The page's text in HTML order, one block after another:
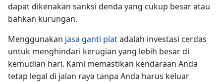
dapat dikenakan sanksi denda yang cukup besar atau
bahkan kurungan.
Menggunakan jasa ganti platadalah investasi cerdas
untuk menghindari kerugian yang lebih besar di
kemudian hari. Kami memastikan kendaraan Anda
tetap legal di jalan raya tanpa Anda harus keluar